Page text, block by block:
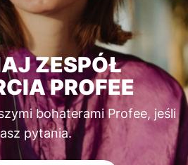
ZESPÓŁ
PROFEE
bohaterami Profee, jeśli
pytania.